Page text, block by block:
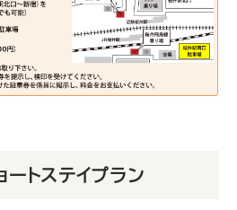
トステイプラン